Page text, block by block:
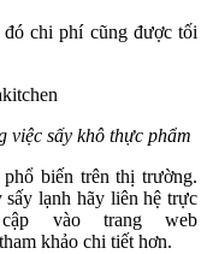
chi phí cũng được tối
việc sấy khô thực phẩm
biến trên thị trường.
sấy lạnh hãy liên hệ trực
vào trang web
khảo chi tiết hơn.